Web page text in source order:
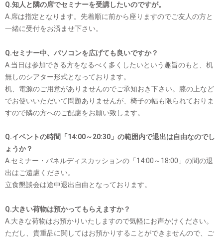
Q.知人と隣の席でセミナーを受講したいのですが。
A.席は指定となります。先着順に前から座りますのでご友人の方と
一緒に受付をお済ませ下さい。
Q.セミナー中、パソコンを広げても良いですか？
A.当日は参加できる方をなるべく多くしたいという趣旨のもと、机
無しのシアター形式となっております。
机、電源のご用意がありませんのでご承知おき下さい。膝の上など
でお使いいただいて問題ありませんが、椅子の幅も限られておりま
すので隣の方へのご配慮をお願い致します。
Q.イベントの時間「14:00～20:30」の範囲内で退出は自由なのでし
ょうか？
A.セミナー・パネルディスカッションの「14:00～18:00」の間の退
出はご遠慮ください。
立食懇談会は途中退出自由となっております。
Q.大きい荷物は預かってもらえますか？
A.大きな荷物はお預かりいたしますので気軽にお声かけください。
ただし、貴重品に関してはお預かりすることができませんので、ご